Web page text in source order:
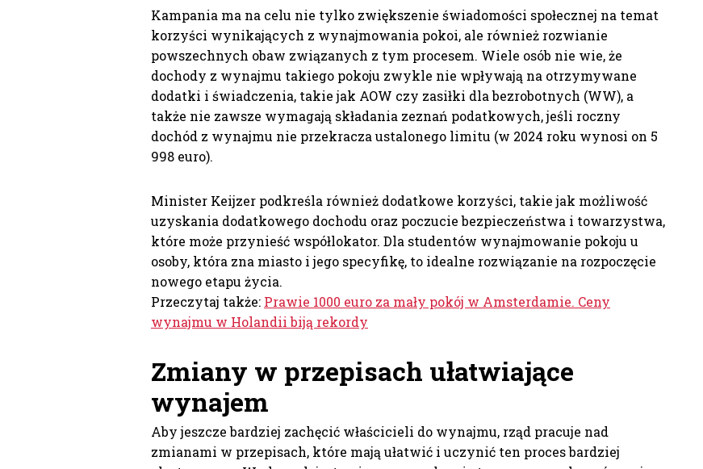
Kampania ma na celu nie tylko zwiększenie świadomości społecznej na temat
korzyści wynikających z wynajmowania pokoi, ale również rozwianie
powszechnych obaw związanych z tym procesem. Wiele osób nie wie, że
dochody z wynajmu takiego pokoju zwykle nie wpływają na otrzymywane
dodatki i świadczenia, takie jak AOW czy zasiłki dla bezrobotnych (WW), a
także nie zawsze wymagają składania zeznań podatkowych, jeśli roczny
dochód z wynajmu nie przekracza ustalonego limitu (w 2024 roku wynosi on 5
998 euro).
Minister Keijzer podkreśla również dodatkowe korzyści, takie jak możliwość
uzyskania dodatkowego dochodu oraz poczucie bezpieczeństwa i towarzystwa,
które może przynieść współlokator. Dla studentów wynajmowanie pokoju u
osoby, która zna miasto i jego specyfikę, to idealne rozwiązanie na rozpoczęcie
nowego etapu życia.
Przeczytaj także: Prawie 1000 euro za mały pokój w Amsterdamie. Ceny
wynajmu w Holandii biją rekordy
Zmiany w przepisach ułatwiające
wynajem
Aby jeszcze bardziej zachęcić właścicieli do wynajmu, rząd pracuje nad
zmianami w przepisach, które mają ułatwić i uczynić ten proces bardziej